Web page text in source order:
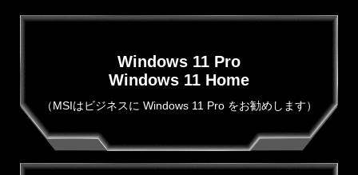
Windows 11 Pro
Windows 11 Home
（MSIはビジネスに Windows 11 Pro をお勧めします）